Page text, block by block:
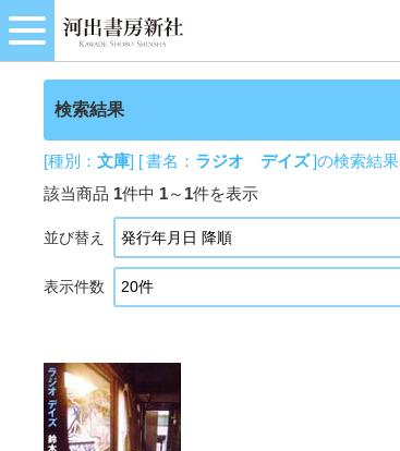
検索結果
[種別：文庫] [ 書名： ラジオ デイズ]の検索結果
該当商品 1件中 1～ 1件を表示
並び替え
表示件数